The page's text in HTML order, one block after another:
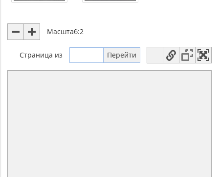
Масштаб:2
Страница из